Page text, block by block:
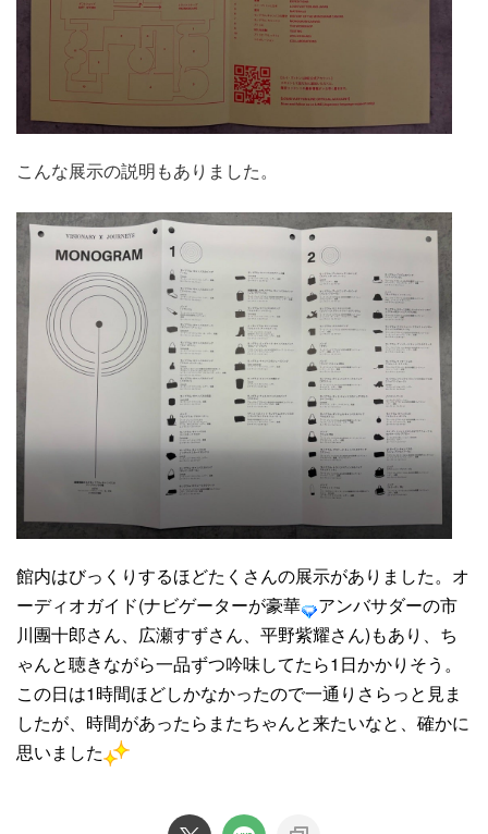
こんな展示の説明もありました。
館内はびっくりするほどたくさんの展示がありました。オ
ーディオガイド(ナビゲーターが豪華
アンバサダーの市
川團十郎さん、広瀬すずさん、平野紫耀さん)もあり、ち
ゃんと聴きながら一品ずつ吟味してたら1日かかりそう。
この日は1時間ほどしかなかったので一通りさらっと見ま
したが、時間があったらまたちゃんと来たいなと、確かに
思いました